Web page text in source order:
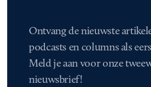
Ontvang de nieuwste
podcasts en columns als
Meld je aan voor onze
nieuwsbrief!